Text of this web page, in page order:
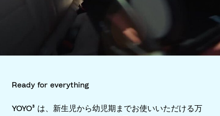
Ready for everything
YOYO³ は、新生児から幼児期までお使いいただける万